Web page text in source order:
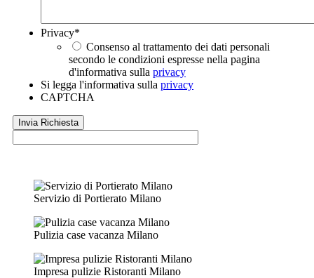
Privacy*
Consenso al trattamento dei dati personali
secondo le condizioni espresse nella pagina
d'informativa sulla privacy
Si legga l'informativa sulla privacy
CAPTCHA
Servizio di Portierato Milano
Pulizia case vacanza Milano
Impresa pulizie Ristoranti Milano